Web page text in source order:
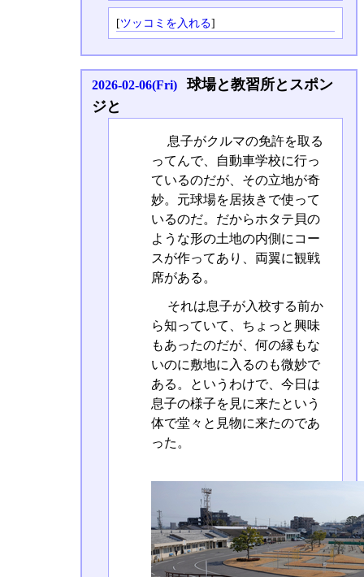
[ツッコミを入れる]
2026-02-06(Fri)
球場と教習所とスポン
ジと
息子がクルマの免許を取る
ってんで、自動車学校に行っ
ているのだが、その立地が奇
妙。元球場を居抜きで使って
いるのだ。だからホタテ貝の
ような形の土地の内側にコー
スが作ってあり、両翼に観戦
席がある。
それは息子が入校する前か
ら知っていて、ちょっと興味
もあったのだが、何の縁もな
いのに敷地に入るのも微妙で
ある。というわけで、今日は
息子の様子を見に来たという
体で堂々と見物に来たのであ
った。